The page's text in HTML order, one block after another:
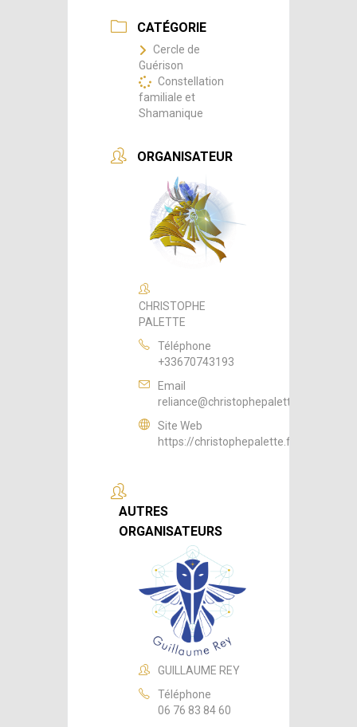
CATÉGORIE
Cercle de
Guérison
Constellation
familiale et
Shamanique
ORGANISATEUR
CHRISTOPHE
PALETTE
Téléphone
+33670743193
Email
reliance@christophepalette.fr
Site Web
https://christophepalette.fr
AUTRES
ORGANISATEURS
GUILLAUME REY
Téléphone
06 76 83 84 60